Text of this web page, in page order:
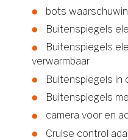
bots
Buitenspiegels
Buitenspiegels
verwarmbaar
Buitenspiegels in
Buitenspiegels
camera voor en
Cruise control